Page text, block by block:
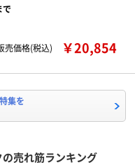
で
売価格(税込) ￥20,854
集を
売れ筋ランキング